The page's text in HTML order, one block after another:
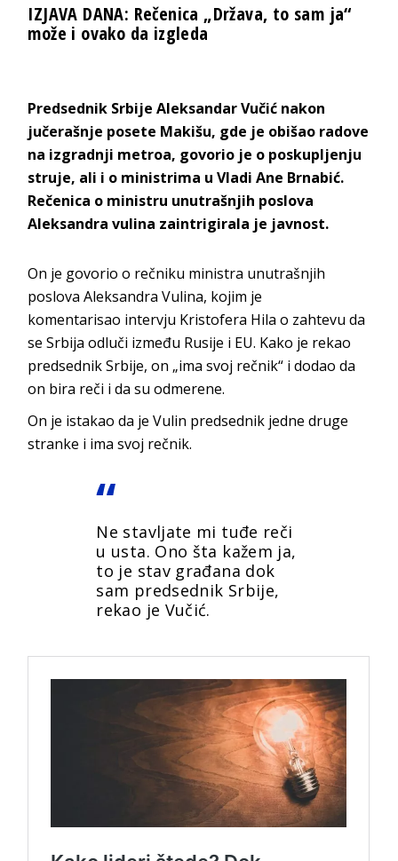
IZJAVA DANA: Rečenica „Država, to sam ja“
može i ovako da izgleda
Predsednik Srbije Aleksandar Vučić nakon
jučerašnje posete Makišu, gde je obišao radove
na izgradnji metroa, govorio je o poskupljenju
struje, ali i o ministrima u Vladi Ane Brnabić.
Rečenica o ministru unutrašnjih poslova
Aleksandra vulina zaintrigirala je javnost.
On je govorio o rečniku ministra unutrašnjih
poslova Aleksandra Vulina, kojim je
komentarisao intervju Kristofera Hila o zahtevu da
se Srbija odluči između Rusije i EU. Kako je rekao
predsednik Srbije, on „ima svoj rečnik“ i dodao da
on bira reči i da su odmerene.
On je istakao da je Vulin predsednik jedne druge
stranke i ima svoj rečnik.
Ne stavljate mi tuđe reči
u usta. Ono šta kažem ja,
to je stav građana dok
sam predsednik Srbije,
rekao je Vučić.